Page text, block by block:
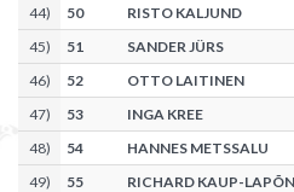
44) 50 RISTO KALJUND
45) 51 SANDER JÜRS
46) 52 OTTO LAITINEN
47) 53 INGA KREE
48) 54 HANNES METSSALU
49) 55 RICHARD KAUP-